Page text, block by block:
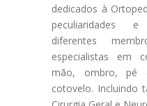
dedicados à
peculiaridades
diferentes
especialistas em
mão, ombro, pé
cotovelo. Incluindo